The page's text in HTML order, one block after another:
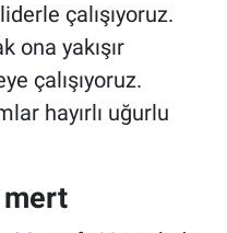
çalışıyoruz.
ona yakışır
çalışıyoruz.
hayırlı uğurlu
mert